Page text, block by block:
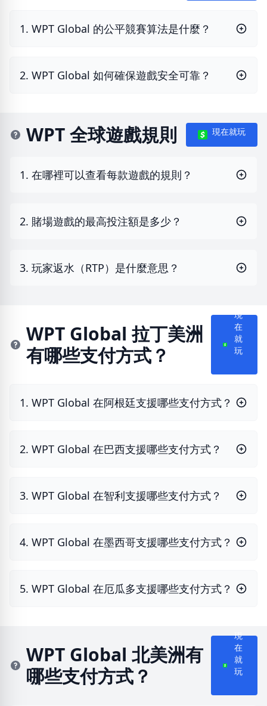
1. WPT Global 的公平競賽算法是什麼？
2. WPT Global 如何確保遊戲安全可靠？
WPT 全球遊戲規則 現在就玩
1. 在哪裡可以查看每款遊戲的規則？
2. 賭場遊戲的最高投注額是多少？
3. 玩家返水（RTP）是什麼意思？
WPT Global 拉丁美洲
有哪些支付方式？
現
在
就
1. WPT Global 在阿根廷支援哪些支付方式？
2. WPT Global 在巴西支援哪些支付方式？
3. WPT Global 在智利支援哪些支付方式？
4. WPT Global 在墨西哥支援哪些支付方式？
5. WPT Global 在厄瓜多支援哪些支付方式？
WPT Global 北美洲有
哪些支付方式？
現
在
就